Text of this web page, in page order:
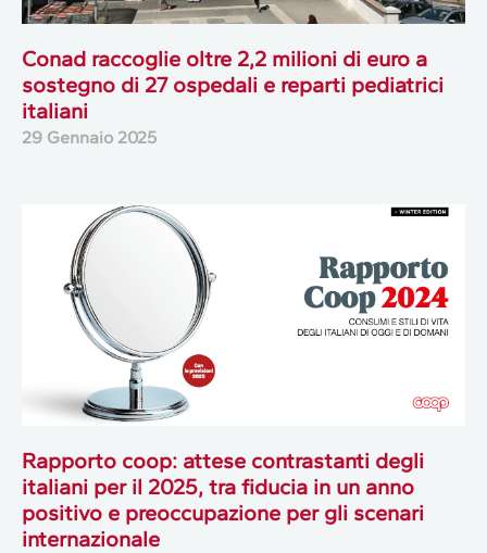
Conad raccoglie oltre 2,2 milioni di euro a
sostegno di 27 ospedali e reparti pediatrici
italiani
29 Gennaio 2025
Rapporto coop: attese contrastanti degli
italiani per il 2025, tra fiducia in un anno
positivo e preoccupazione per gli scenari
internazionale